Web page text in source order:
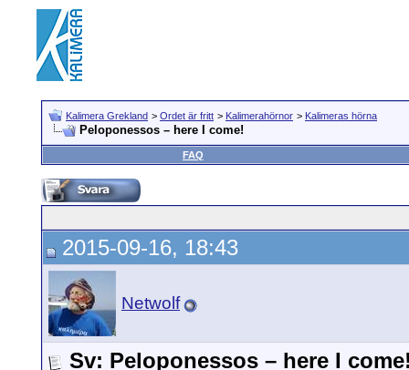
Kalimera Grekland > Ordet är fritt > Kalimerahörnor > Kalimeras hörna
Peloponessos – here I come!
FAQ
2015-09-16, 18:43
Netwolf
Sv: Peloponessos – here I